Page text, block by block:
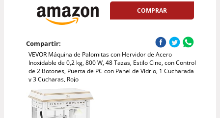
COMPRAR
Compartir:
VEVOR Máquina de Palomitas con Hervidor de Acero
Inoxidable de 0,2 kg, 800 W, 48 Tazas, Estilo Cine, con Control
de 2 Botones, Puerta de PC con Panel de Vidrio, 1 Cucharada
y 3 Cucharas, Rojo